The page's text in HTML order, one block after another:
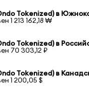
Tokenized) в
1 213 162,18 ₩
Tokenized) в
70 303,12 ₽
Tokenized) в
1 200,05 $